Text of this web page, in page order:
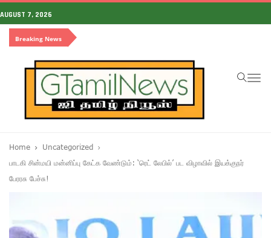
AUGUST 7, 2026
Breaking News
Home
Uncategorized
பாடகி சின்மயி மன்னிப்பு கேட்க வேண்டும்: ‘ரெட் லேபில்’ பட விழாவில் இயக்குநர்
பேரரசு பேச்சு!